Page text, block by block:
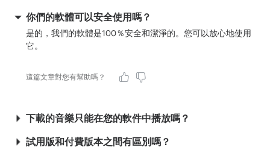
你們的軟體可以安全使用嗎？
是的，我們的軟體是100％安全和潔淨的。您可以放心地使用
它。
這篇文章對您有幫助嗎？
下載的音樂只能在您的軟件中播放嗎？
試用版和付費版本之間有區別嗎？